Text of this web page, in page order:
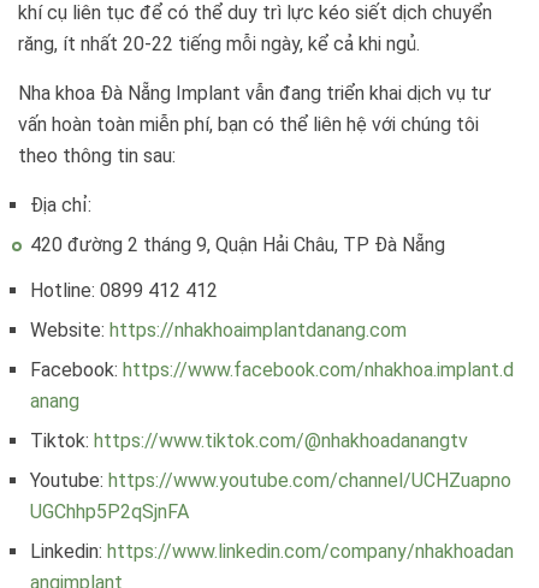
khí cụ liên tục để có thể duy trì lực kéo siết dịch chuyển
răng, ít nhất 20-22 tiếng mỗi ngày, kể cả khi ngủ.
Nha khoa Đà Nẵng Implant vẫn đang triển khai dịch vụ tư
vấn hoàn toàn miễn phí, bạn có thể liên hệ với chúng tôi
theo thông tin sau:
Địa chỉ:
420 đường 2 tháng 9, Quận Hải Châu, TP Đà Nẵng
Hotline: 0899 412 412
Website: https://nhakhoaimplantdanang.com
Facebook: https://www.facebook.com/nhakhoa.implant.d
anang
Tiktok: https://www.tiktok.com/@nhakhoadanangtv
Youtube: https://www.youtube.com/channel/UCHZuapno
UGChhp5P2qSjnFA
Linkedin: https://www.linkedin.com/company/nhakhoadan
angimplant